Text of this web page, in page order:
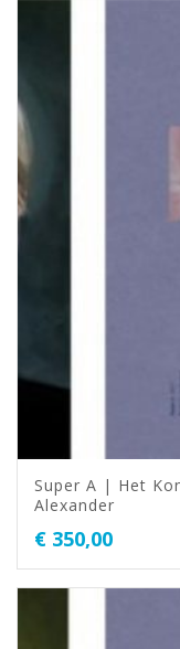
Super A | Het
Alexander
€ 350,00